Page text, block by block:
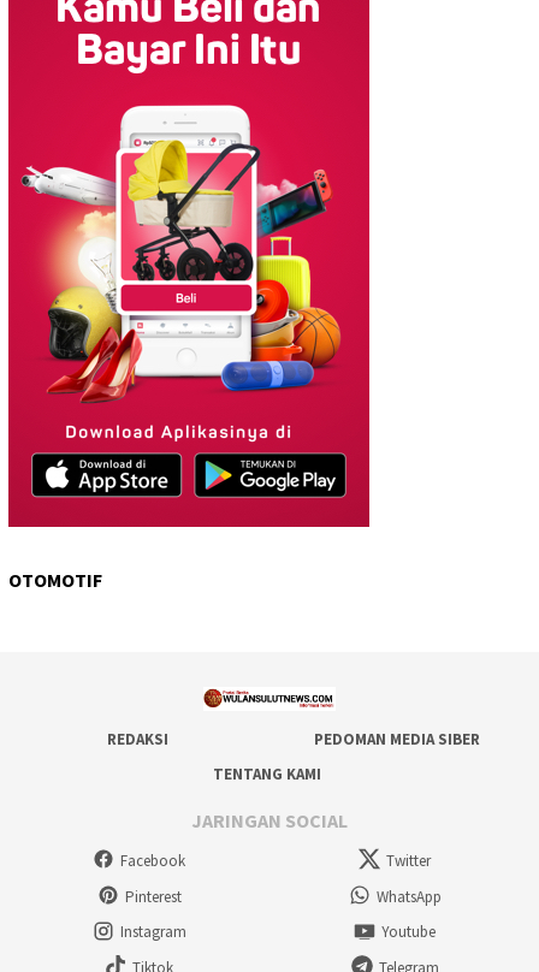
OTOMOTIF
REDAKSI
PEDOMAN MEDIA SIBER
TENTANG KAMI
JARINGAN SOCIAL
Facebook
Twitter
Pinterest
WhatsApp
Instagram
Youtube
Tiktok
Telegram